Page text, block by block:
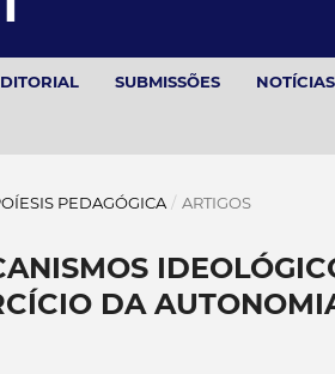
SUBMISSÕES NOTÍCIAS
PEDAGÓGICA / ARTIGOS
DA